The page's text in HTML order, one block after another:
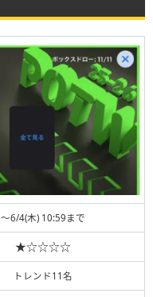
〜6/4(木) 10:59まで
★☆☆☆☆
トレンド11名